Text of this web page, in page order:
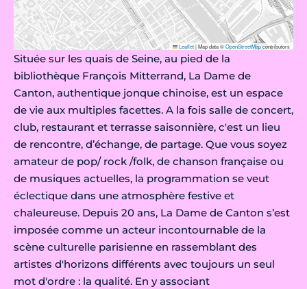
Leaflet|Map data ©OpenStreetMapcontributors
Située sur les quais de Seine, au pied de la
bibliothèque François Mitterrand, La Dame de
Canton, authentique jonque chinoise, est un espace
de vie aux multiples facettes. A la fois salle de concert,
club, restaurant et terrasse saisonnière, c'est un lieu
de rencontre, d’échange, de partage. Que vous soyez
amateur de pop/ rock /folk, de chanson française ou
de musiques actuelles, la programmation se veut
éclectique dans une atmosphère festive et
chaleureuse. Depuis 20 ans, La Dame de Canton s’est
imposée comme un acteur incontournable de la
scène culturelle parisienne en rassemblant des
artistes d'horizons différents avec toujours un seul
mot d'ordre : la qualité. En y associant